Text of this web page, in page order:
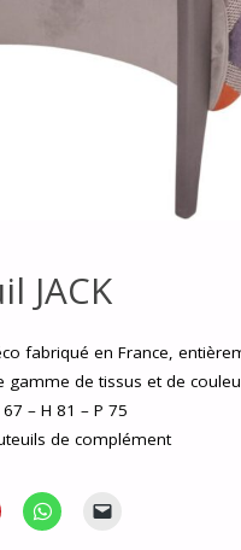
JACK
fabriqué en France,
gamme de tissus et de
– H 81 – P 75
de complément